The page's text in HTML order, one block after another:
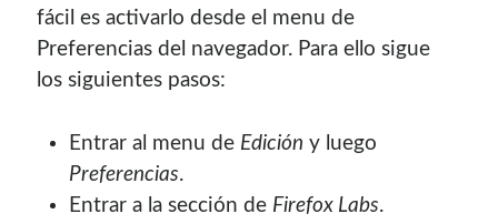
fácil es activarlo desde el menu de
Preferencias del navegador. Para ello sigue
los siguientes pasos:
Entrar al menu de Edición y luego
Preferencias.
Entrar a la sección de Firefox Labs.